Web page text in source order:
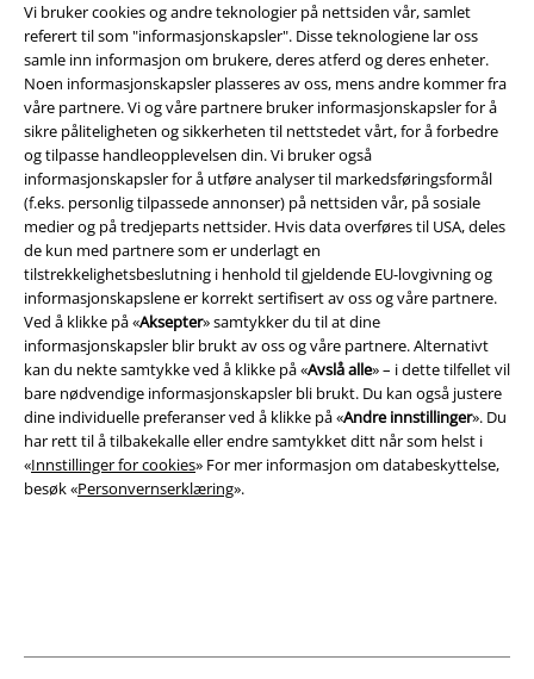
Vi bruker cookies og andre teknologier på nettsiden vår, samlet
referert til som "informasjonskapsler". Disse teknologiene lar oss
samle inn informasjon om brukere, deres atferd og deres enheter.
Noen informasjonskapsler plasseres av oss, mens andre kommer fra
våre partnere. Vi og våre partnere bruker informasjonskapsler for å
sikre påliteligheten og sikkerheten til nettstedet vårt, for å forbedre
og tilpasse handleopplevelsen din. Vi bruker også
informasjonskapsler for å utføre analyser til markedsføringsformål
(f.eks. personlig tilpassede annonser) på nettsiden vår, på sosiale
medier og på tredjeparts nettsider. Hvis data overføres til USA, deles
de kun med partnere som er underlagt en
tilstrekkelighetsbeslutning i henhold til gjeldende EU-lovgivning og
informasjonskapslene er korrekt sertifisert av oss og våre partnere.
Ved å klikke på «Aksepter» samtykker du til at dine
informasjonskapsler blir brukt av oss og våre partnere. Alternativt
kan du nekte samtykke ved å klikke på «Avslå alle» – i dette tilfellet vil
bare nødvendige informasjonskapsler bli brukt. Du kan også justere
dine individuelle preferanser ved å klikke på «Andre innstillinger». Du
har rett til å tilbakekalle eller endre samtykket ditt når som helst i
«Innstillinger for cookies» For mer informasjon om databeskyttelse,
besøk «Personvernserklæring».
Juridisk informasjon/Vilkår
Vilkår
Impressum
Konfidensialitetserklæring
Avfallshåndtering og miljøbeskyttelse